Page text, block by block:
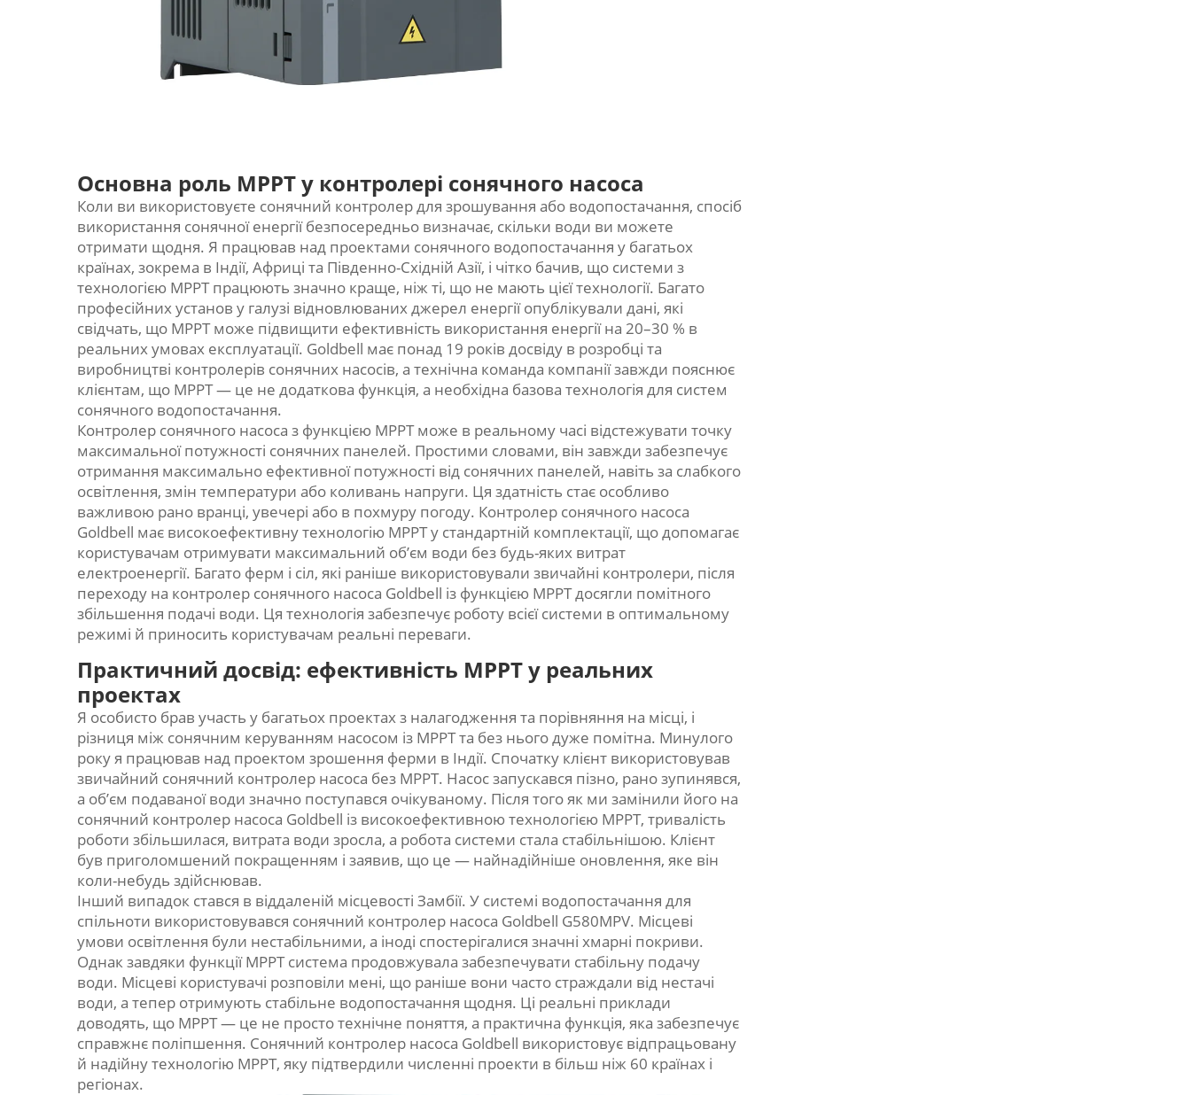
Основна роль MPPT у контролері сонячного насоса
Коли ви використовуєте сонячний контролер для зрошування або водопостачання, спосіб
використання сонячної енергії безпосередньо визначає, скільки води ви можете
отримати щодня. Я працював над проектами сонячного водопостачання у багатьох
країнах, зокрема в Індії, Африці та Південно-Східній Азії, і чітко бачив, що системи з
технологією MPPT працюють значно краще, ніж ті, що не мають цієї технології. Багато
професійних установ у галузі відновлюваних джерел енергії опублікували дані, які
свідчать, що MPPT може підвищити ефективність використання енергії на 20–30 % в
реальних умовах експлуатації. Goldbell має понад 19 років досвіду в розробці та
виробництві контролерів сонячних насосів, а технічна команда компанії завжди пояснює
клієнтам, що MPPT — це не додаткова функція, а необхідна базова технологія для систем
сонячного водопостачання.
Контролер сонячного насоса з функцією MPPT може в реальному часі відстежувати точку
максимальної потужності сонячних панелей. Простими словами, він завжди забезпечує
отримання максимально ефективної потужності від сонячних панелей, навіть за слабкого
освітлення, змін температури або коливань напруги. Ця здатність стає особливо
важливою рано вранці, увечері або в похмуру погоду. Контролер сонячного насоса
Goldbell має високоефективну технологію MPPT у стандартній комплектації, що допомагає
користувачам отримувати максимальний об’єм води без будь-яких витрат
електроенергії. Багато ферм і сіл, які раніше використовували звичайні контролери, після
переходу на контролер сонячного насоса Goldbell із функцією MPPT досягли помітного
збільшення подачі води. Ця технологія забезпечує роботу всієї системи в оптимальному
режимі й приносить користувачам реальні переваги.
Практичний досвід: ефективність MPPT у реальних
проектах
Я особисто брав участь у багатьох проектах з налагодження та порівняння на місці, і
різниця між сонячним керуванням насосом із MPPT та без нього дуже помітна. Минулого
року я працював над проектом зрошення ферми в Індії. Спочатку клієнт використовував
звичайний сонячний контролер насоса без MPPT. Насос запускався пізно, рано зупинявся,
а об’єм подаваної води значно поступався очікуваному. Після того як ми замінили його на
сонячний контролер насоса Goldbell із високоефективною технологією MPPT, тривалість
роботи збільшилася, витрата води зросла, а робота системи стала стабільнішою. Клієнт
був приголомшений покращенням і заявив, що це — найнадійніше оновлення, яке він
коли-небудь здійснював.
Інший випадок стався в віддаленій місцевості Замбії. У системі водопостачання для
спільноти використовувався сонячний контролер насоса Goldbell G580MPV. Місцеві
умови освітлення були нестабільними, а іноді спостерігалися значні хмарні покриви.
Однак завдяки функції MPPT система продовжувала забезпечувати стабільну подачу
води. Місцеві користувачі розповіли мені, що раніше вони часто страждали від нестачі
води, а тепер отримують стабільне водопостачання щодня. Ці реальні приклади
доводять, що MPPT — це не просто технічне поняття, а практична функція, яка забезпечує
справжнє поліпшення. Сонячний контролер насоса Goldbell використовує відпрацьовану
й надійну технологію MPPT, яку підтвердили численні проекти в більш ніж 60 країнах і
регіонах.